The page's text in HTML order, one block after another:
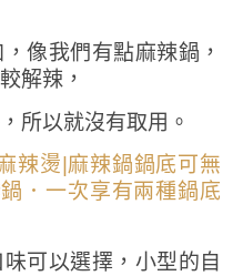
像我們有點麻辣鍋，
解辣，
所以就沒有取用。
可以選擇，小型的自